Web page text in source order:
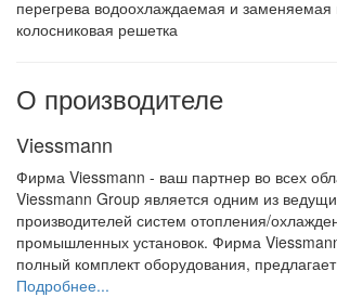
перегрева водоохлаждаемая и заменяемая
колосниковая решетка
О производителе
Viessmann
Фирма Viessmann - ваш партнер во всех
Viessmann Group является одним из
производителей систем отопления/
промышленных установок. Фирма
полный комплект оборудования,
Подробнее...